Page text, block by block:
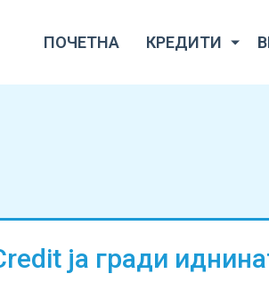
ПОЧЕТНА КРЕДИТИ
ја гради